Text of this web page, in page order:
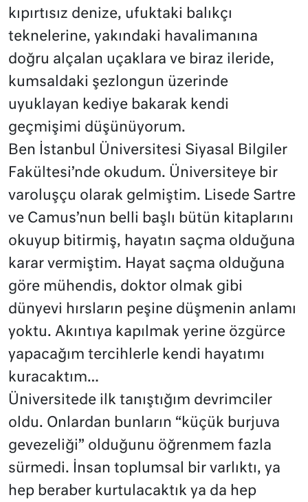
kıpırtısız denize, ufuktaki balıkçı
teknelerine, yakındaki havalimanına
doğru alçalan uçaklara ve biraz ileride,
kumsaldaki şezlongun üzerinde
uyuklayan kediye bakarak kendi
geçmişimi düşünüyorum.
Ben İstanbul Üniversitesi Siyasal Bilgiler
Fakültesi’nde okudum. Üniversiteye bir
varoluşçu olarak gelmiştim. Lisede Sartre
ve Camus’nun belli başlı bütün kitaplarını
okuyup bitirmiş, hayatın saçma olduğuna
karar vermiştim. Hayat saçma olduğuna
göre mühendis, doktor olmak gibi
dünyevi hırsların peşine düşmenin anlamı
yoktu. Akıntıya kapılmak yerine özgürce
yapacağım tercihlerle kendi hayatımı
kuracaktım…
Üniversitede ilk tanıştığım devrimciler
oldu. Onlardan bunların “küçük burjuva
gevezeliği” olduğunu öğrenmem fazla
sürmedi. İnsan toplumsal bir varlıktı, ya
hep beraber kurtulacaktık ya da hep